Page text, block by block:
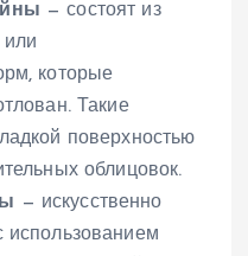
— состоят из
или
которые
Такие
поверхностью
облицовок.
— искусственно